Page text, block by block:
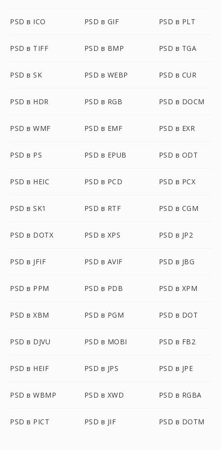
PSD в ICO PSD в GIF PSD в PLT
PSD в TIFF PSD в BMP PSD в TGA
PSD в SK PSD в WEBP PSD в CUR
PSD в HDR PSD в RGB PSD в DOCM
PSD в WMF PSD в EMF PSD в EXR
PSD в PS PSD в EPUB PSD в ODT
PSD в HEIC PSD в PCD PSD в PCX
PSD в SK1 PSD в RTF PSD в CGM
PSD в DOTX PSD в XPS PSD в JP2
PSD в JFIF PSD в AVIF PSD в JBG
PSD в PPM PSD в PDB PSD в XPM
PSD в XBM PSD в PGM PSD в DOT
PSD в DJVU PSD в MOBI PSD в FB2
PSD в HEIF PSD в JPS PSD в JPE
PSD в WBMP PSD в XWD PSD в RGBA
PSD в PICT PSD в JIF PSD в DOTM